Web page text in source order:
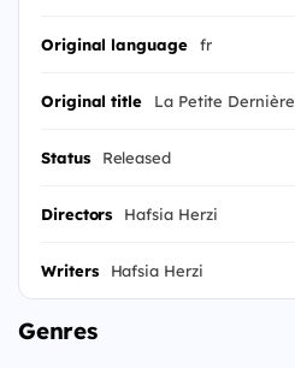
Original language fr
Original title La Petite Dernière
Status Released
Directors Hafsia Herzi
Writers Hafsia Herzi
Genres